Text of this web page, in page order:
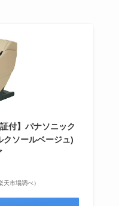
付】パナソニック
ソールベージュ)
市場調べ）